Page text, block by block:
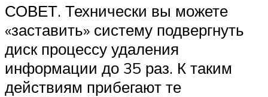
СОВЕТ. Технически вы можете
«заставить» систему подвергнуть
диск процессу удаления
информации до 35 раз. К таким
действиям прибегают те